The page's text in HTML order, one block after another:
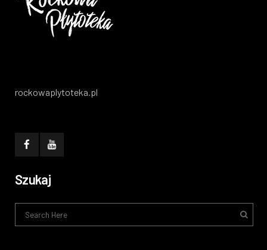
rockowaplytoteka.pl
Szukaj